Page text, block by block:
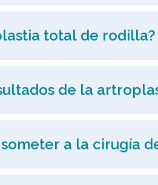
total de rodilla?
de la
a la cirugía